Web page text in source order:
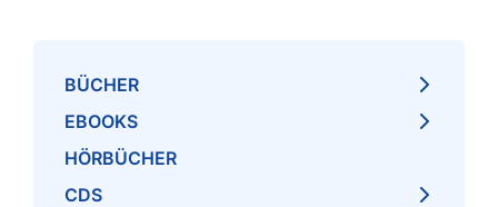
BÜCHER
EBOOKS
HÖRBÜCHER
CDS